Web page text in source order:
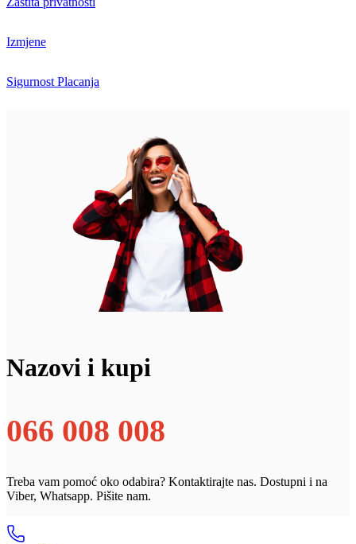
Izmjene
Sigurnost Placanja
Nazovi i kupi
066 008 008
Treba vam pomoć oko odabira? Kontaktirajte nas. Dostupni i na
Viber, Whatsapp. Pišite nam.